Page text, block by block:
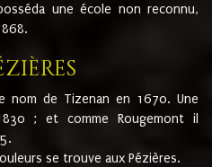
une école non reconnu,
nom de Tizenan en 1670. Une
; et comme Rougemont il
se trouve aux Pézières.